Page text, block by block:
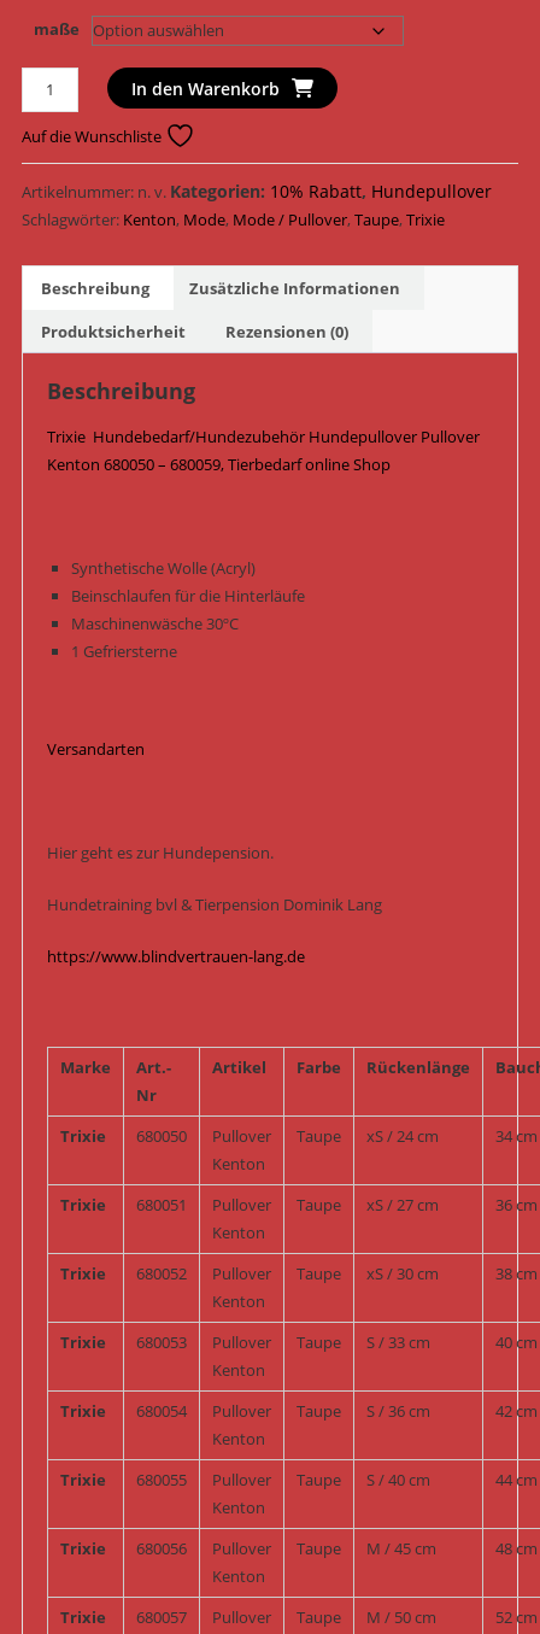
maße
Trixie
Hundepullover
Pullover
Kenton
680050
-
/
Taupe
Menge
In den Warenkorb
Auf die Wunschliste
Artikelnummer: n. v. Kategorien: 10% Rabatt, Hundepullover
Schlagwörter: Kenton, Mode, Mode / Pullover,Taupe,Trixie
Beschreibung
Zusätzliche Informationen
Produktsicherheit
Rezensionen (0)
Beschreibung
Trixie Hundebedarf/Hundezubehör Hundepullover Pullover
Kenton 680050 – 680059, Tierbedarf online Shop
Synthetische Wolle (Acryl)
Beinschlaufen für die Hinterläufe
Maschinenwäsche 30ºC
1 Gefriersterne
Versandarten
Hier geht es zur Hundepension.
Hundetraining bvl & Tierpension Dominik Lang
https://www.blindvertrauen-lang.de
Marke
Art.-
Nr
Artikel Farbe Rückenlänge
Trixie 680050
Pullover
Kenton
Taupe xS / 24 cm 34 cm
Trixie 680051
Pullover
Kenton
Taupe xS / 27 cm 36 cm
Trixie 680052
Pullover
Kenton
Taupe xS / 30 cm 38 cm
Trixie 680053
Pullover
Kenton
Taupe S / 33 cm 40 cm
Trixie 680054
Pullover
Kenton
Taupe S / 36 cm 42 cm
Trixie 680055
Pullover
Kenton
Taupe S / 40 cm 44 cm
Trixie 680056
Pullover
Kenton
Taupe M / 45 cm 48 cm
Trixie 680057 Pullover Taupe M / 50 cm 52 cm